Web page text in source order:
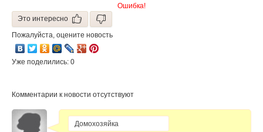
Ошибка!
Это интересно
Пожалуйста, оцените новость
Уже поделились: 0
Комментарии к новости отсутствуют